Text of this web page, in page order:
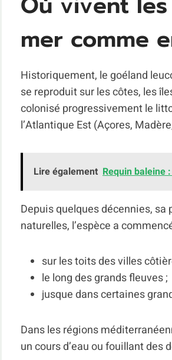
mer comme
Historiquement, le goéland
se reproduit sur les côtes, les
colonisé progressivement le
l’Atlantique Est (Açores,
Lire également Requin baleine
Depuis quelques décennies, sa
naturelles, l’espèce a
sur les toits des villes
le long des grands fleuves ;
jusque dans certaines
Dans les régions
un cours d’eau ou fouillant des